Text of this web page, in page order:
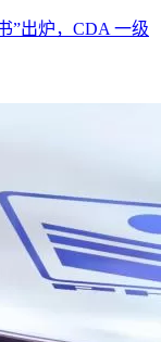
”出炉，CDA 一级